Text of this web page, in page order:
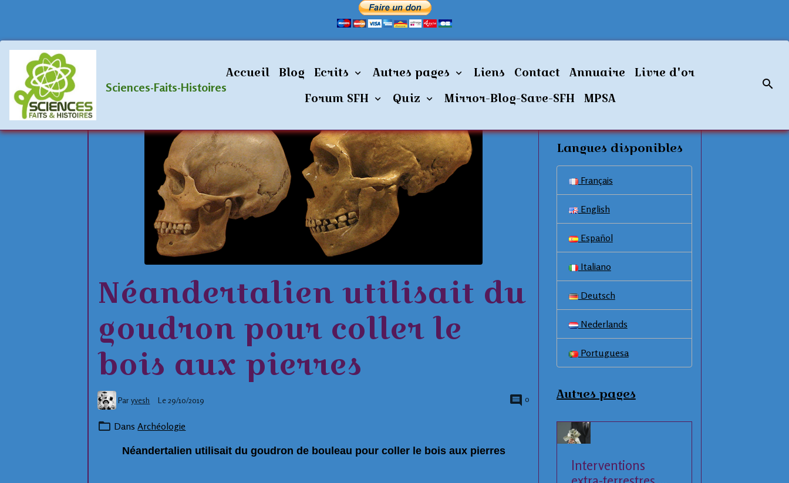
Sciences-Faits-Histoires
Accueil Blog Ecrits Autres pages Liens Contact Annuaire
Livre d'or
Forum SFH
Quiz Mirror-Blog-Save-SFH MPSA
Néandertalien utilisait du goudron pour coller le bois aux pierres
Néandertalien utilisait du
goudron pour coller le
bois aux pierres
Paryvesh Le 29/10/2019 0
DansArchéologie
Néandertalien utilisait du goudron de bouleau pour coller le bois aux pierres
Langues disponibles
Français
English
Español
Italiano
Deutsch
Nederlands
Portuguesa
Autres pages
Interventions